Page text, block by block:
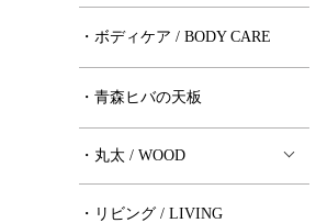
・ボディケア / BODY CARE
・青森ヒバの天板
・丸太 / WOOD
・リビング / LIVING